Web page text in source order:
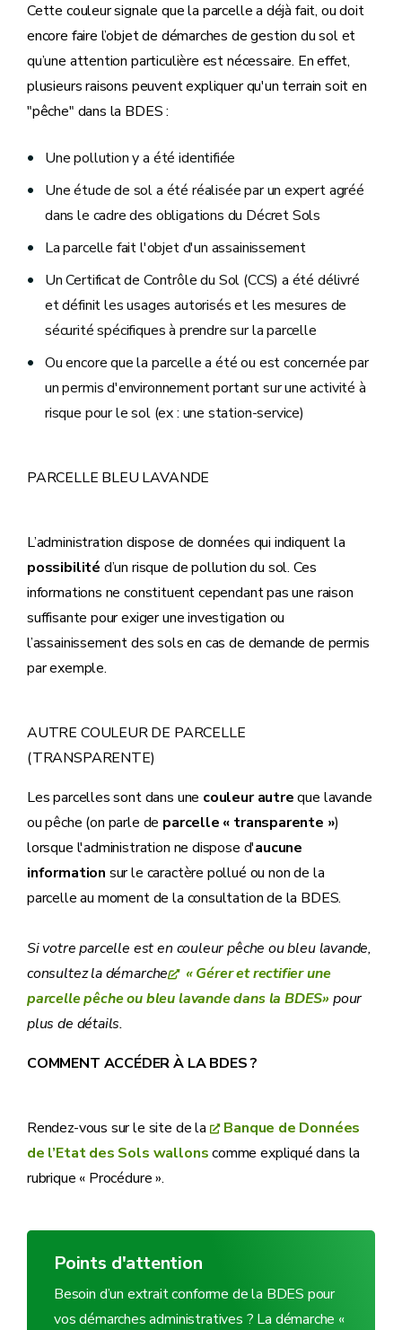
Cette couleur signale que la parcelle a déjà fait, ou doit
encore faire l’objet de démarches de gestion du sol et
qu’une attention particulière est nécessaire. En effet,
plusieurs raisons peuvent expliquer qu'un terrain soit en
"pêche" dans la BDES :
Une pollution y a été identifiée
Une étude de sol a été réalisée par un expert agréé
dans le cadre des obligations du Décret Sols
La parcelle fait l'objet d'un assainissement
Un Certificat de Contrôle du Sol (CCS) a été délivré
et définit les usages autorisés et les mesures de
sécurité spécifiques à prendre sur la parcelle
Ou encore que la parcelle a été ou est concernée par
un permis d'environnement portant sur une activité à
risque pour le sol (ex : une station-service)
PARCELLE BLEU LAVANDE
L’administration dispose de données qui indiquent la
possibilité d’un risque de pollution du sol. Ces
informations ne constituent cependant pas une raison
suffisante pour exiger une investigation ou
l’assainissement des sols en cas de demande de permis
par exemple.
AUTRE COULEUR DE PARCELLE
(TRANSPARENTE)
Les parcelles sont dans une couleur autreque lavande
ou pêche (on parle de parcelle « transparente »)
lorsque l'administration ne dispose d'aucune
information sur le caractère pollué ou non de la
parcelle au moment de la consultation de la BDES.
Si votre parcelle est en couleur pêche ou bleu lavande,
consultez la démarche
« Gérer et rectifier une
parcelle pêche ou bleu lavande dans la BDES» pour
plus de détails.
COMMENT ACCÉDER À LA BDES ?
Rendez-vous sur le site de la
Banque de Données
de l’Etat des Sols wallonscomme expliqué dans la
rubrique « Procédure ».
Points d'attention
Besoin d’un extrait conforme de la BDES pour
vos démarches administratives ? La démarche «